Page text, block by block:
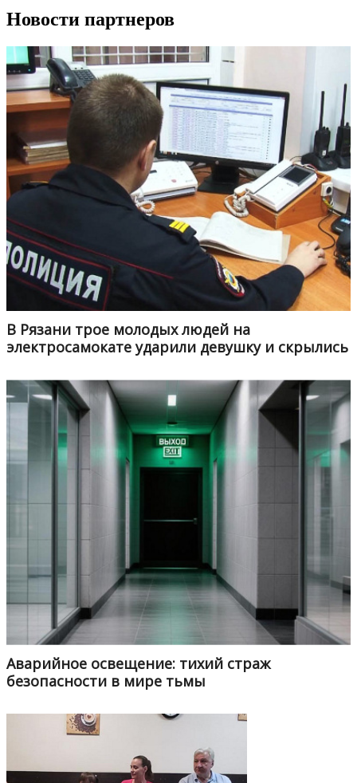
Новости партнеров
В Рязани трое молодых людей на
электросамокате ударили девушку и скрылись
Аварийное освещение: тихий страж
безопасности в мире тьмы